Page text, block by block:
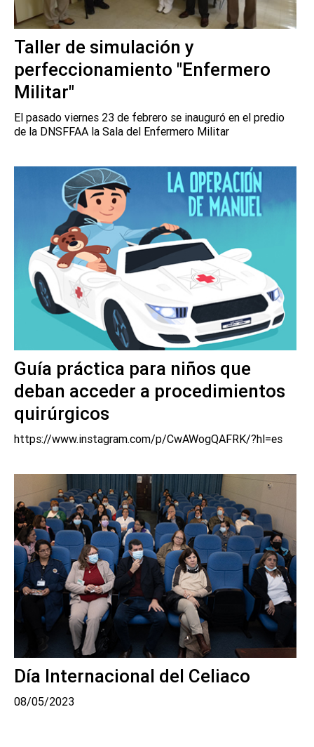
Taller de simulación y
perfeccionamiento "Enfermero
Militar"
El pasado viernes 23 de febrero se inauguró en el predio
de la DNSFFAA la Sala del Enfermero Militar
Guía práctica para niños que
deban acceder a procedimientos
quirúrgicos
https://www.instagram.com/p/CwAWogQAFRK/?hl=es
Día Internacional del Celiaco
08/05/2023